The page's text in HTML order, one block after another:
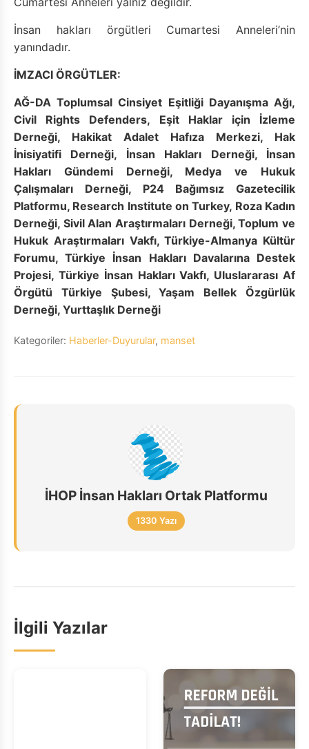
İnsan hakları örgütleri Cumartesi Anneleri’nin
yanındadır.
İMZACI ÖRGÜTLER:
AĞ-DA Toplumsal Cinsiyet Eşitliği Dayanışma Ağı,
Civil Rights Defenders, Eşit Haklar için İzleme
Derneği, Hakikat Adalet Hafıza Merkezi, Hak
İnisiyatifi Derneği, İnsan Hakları Derneği, İnsan
Hakları Gündemi Derneği, Medya ve Hukuk
Çalışmaları Derneği, P24 Bağımsız Gazetecilik
Platformu, Research Institute on Turkey, Roza Kadın
Derneği, Sivil Alan Araştırmaları Derneği, Toplum ve
Hukuk Araştırmaları Vakfı, Türkiye-Almanya Kültür
Forumu, Türkiye İnsan Hakları Davalarına Destek
Projesi, Türkiye İnsan Hakları Vakfı, Uluslararası Af
Örgütü Türkiye Şubesi, Yaşam Bellek Özgürlük
Derneği, Yurttaşlık Derneği
Kategoriler: Haberler-Duyurular, manset
İHOP İnsan Hakları Ortak Platformu
1330 Yazı
İlgili Yazılar